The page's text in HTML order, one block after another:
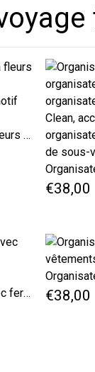
Organisateur de vêtements à fleurs orientales ou sac Dirty Clean accessoires de voyage avec motif Paisley
€38,00
Sac de voyage élégant noir avec fermeture éclair pour sous-vêtements sales et propres €38,00